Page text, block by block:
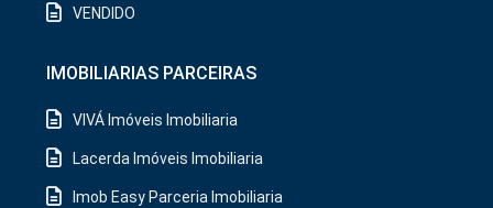
VENDIDO
IMOBILIARIAS PARCEIRAS
VIVÁ Imóveis Imobiliaria
Lacerda Imóveis Imobiliaria
Imob Easy Parceria Imobiliaria